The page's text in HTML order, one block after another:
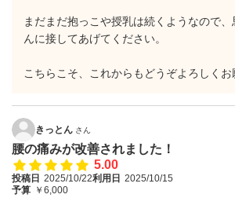
まだまだ抱っこや授乳は続くようなので、
んに接してあげてください。
こちらこそ、これからもどうぞよろしくお
きっとん さん
腰の痛みが改善されました！
5.00
投稿日 2025/10/22利用日 2025/10/15
予算 ￥6,000